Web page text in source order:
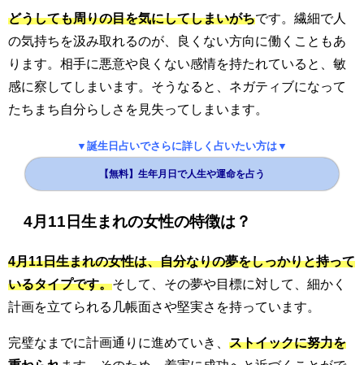
どうしても周りの目を気にしてしまいがちです。繊細で人
の気持ちを汲み取れるのが、良くない方向に働くこともあ
ります。相手に悪意や良くない感情を持たれていると、敏
感に察してしまいます。そうなると、ネガティブになって
たちまち自分らしさを見失ってしまいます。
▼誕生日占いでさらに詳しく占いたい方は▼
【無料】生年月日で人生や運命を占う
4月11日生まれの女性の特徴は？
4月11日生まれの女性は、自分なりの夢をしっかりと持って
いるタイプです。そして、その夢や目標に対して、細かく
計画を立てられる几帳面さや堅実さを持っています。
完璧なまでに計画通りに進めていき、 ストイックに努力を